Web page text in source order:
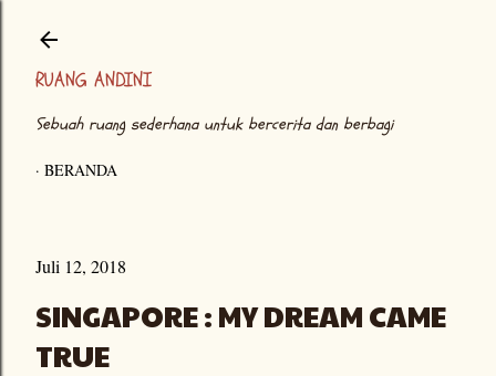
RUANG ANDINI
Sebuah ruang sederhana untuk bercerita dan berbagi
BERANDA
Juli 12, 2018
SINGAPORE : MY DREAM CAME
TRUE